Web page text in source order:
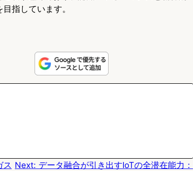
指しています。
ス Next: データ融合が引き出すIoTの全潜在能力：